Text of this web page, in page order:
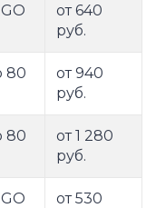
от 640
руб.
80
от 940
руб.
80
от 1 280
руб.
от 530